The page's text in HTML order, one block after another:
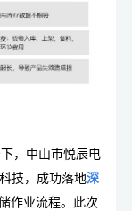
，中山市悦辰电
技，成功落地深
作业流程。此次